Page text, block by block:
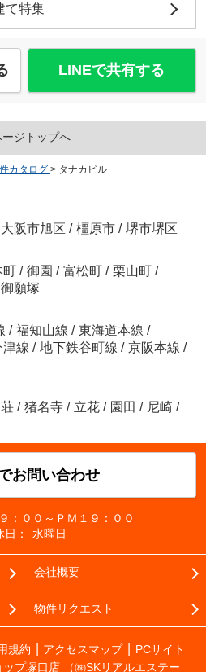
て特集
LINEで共有する
ージトップへ
カタログ > タナカビル
大阪市旭区 / 橿原市 / 堺市堺区
町 / 御園 / 富松町 / 栗山町 /
御願塚
/ 福知山線 / 東海道本線 /
津線 / 地下鉄谷町線 / 京阪本線 /
/ 猪名寺 / 立花 / 園田 / 尼崎 /
お問い合わせ
：００～ＰＭ１９：００
日：
水曜日
会社概要
物件リクエスト
規約 アクセスマップ
PCサイト
プ塚口店 （㈱SKリアルエステー